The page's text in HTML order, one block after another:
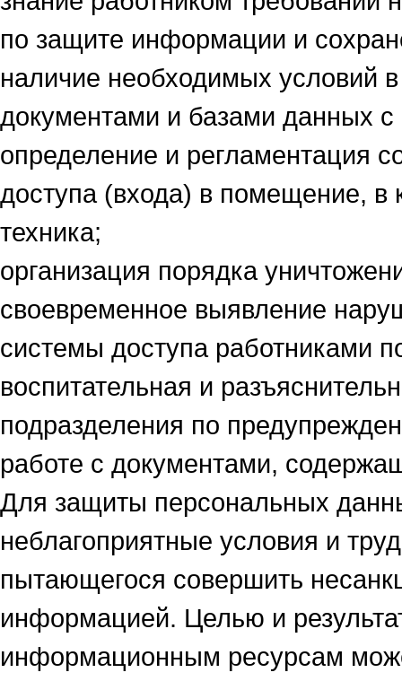
по защите информации и
наличие необходимых условий
документами и базами данных
определение и регламентация
доступа (входа) в помещение, в
техника;
организация порядка
своевременное выявление
системы доступа работниками
воспитательная и
подразделения по
работе с документами,
Для защиты персональных
неблагоприятные условия и
пытающегося совершить
информацией. Целью и
информационным ресурсам